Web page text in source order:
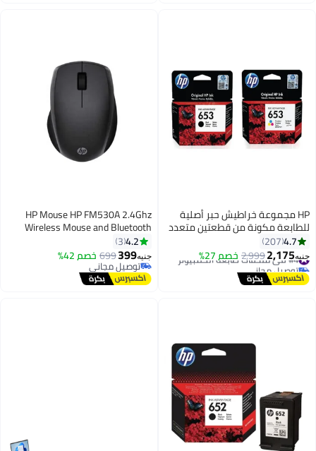
HP مجموعة خراطيش حبر أصلية
للطابعة مكونة من قطعتين متعدد
الألوان
4.7
207
جنيه2,175
2,999خصم 27% #4 في ملحقات طابعة الكمبيوتر
توصيل مجاني
#4 في ملحقات طابعة الكمبيوتر
HP Mouse HP FM530A 2.4Ghz
Wireless Mouse and Bluetooth
Dual Mode Office black
4.2
3
جنيه399
699 خصم 42%
توصيل مجاني
توصيل مجاني